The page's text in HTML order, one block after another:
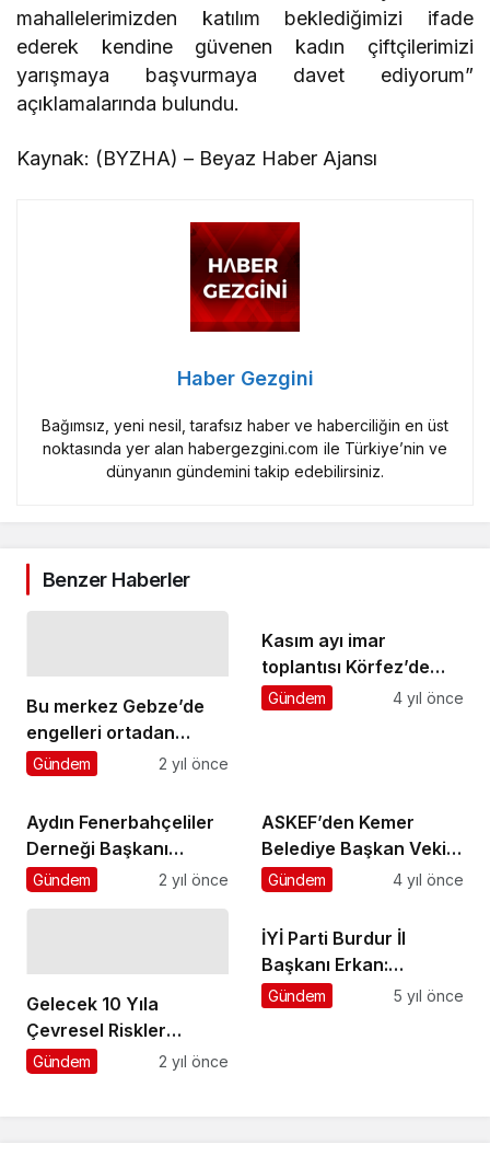
mahallelerimizden katılım beklediğimizi ifade
ederek kendine güvenen kadın çiftçilerimizi
yarışmaya başvurmaya davet ediyorum”
açıklamalarında bulundu.
Kaynak: (BYZHA) – Beyaz Haber Ajansı
Haber Gezgini
Bağımsız, yeni nesil, tarafsız haber ve haberciliğin en üst
noktasında yer alan habergezgini.com ile Türkiye’nin ve
dünyanın gündemini takip edebilirsiniz.
Benzer Haberler
Bu merkez Gebze’de
engelleri ortadan
kaldıracak
Gündem 2 yıl önce
Kasım ayı imar
toplantısı Körfez’de
yapıldı
Gündem 4 yıl önce
Aydın Fenerbahçeliler
Derneği Başkanı
Hayrettin Dincil Aydın
ziyaretinde bulundu
Gündem 2 yıl önce
ASKEF’den Kemer
Belediye Başkan Vekili
Tıraş’a ziyaret
Gündem 4 yıl önce
Gelecek 10 Yıla
Çevresel Riskler
Damga Vuracak
Gündem 2 yıl önce
İYİ Parti Burdur İl
Başkanı Erkan:
“Vatandaşlarımızın
Gündem 5 yıl önce